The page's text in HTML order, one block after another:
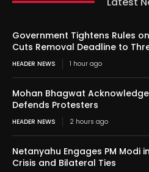
Government Tightens Rules
Cuts Removal Deadline to
HEADER NEWS 1 hour ago
Mohan Bhagwat
Defends Protesters
HEADER NEWS 2 hours ago
Netanyahu Engages PM Modi
Crisis and Bilateral Ties